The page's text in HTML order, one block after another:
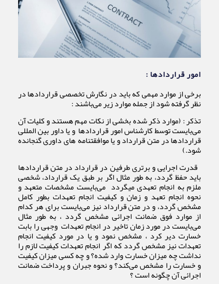
امور قراردادها :
برخی از موارد مهمی که باید در نگارش تخصصی قراردادها در
نظر گرفته شود از جمله موارد زیر می‌باشند :
تذکر : (موارد ذکر شده بخشی از نکات مهم هستند و کلیات آن
می‌بایست توسط کارشناس امور قراردادها و یا داور بین المللی
قراردادها در متن قرارداد و یا موافقتنامه های داوری گنجانده
شود.)
قدرت اجرایی و برتری طرفین در قرارداد در متن قراردادها
باید حفظ گردد، به طور مثال اگر بر طبق یک قرارداد، شخصی
ملزم به انجام تعهدی میگردد می‌بایست مشخصات متعهد و
نحوه انجام تعهد و زمان و کیفیت انجام تعهدات بطور کامل
مشخص گردد، و در متن قرارداد نیز می‌بایست برای هر کدام
از موارد فوق ضمانت اجرائی مشخص گردد ، به طور مثال
می‌بایست در مورد زمان تاخیر در انجام تعهدات وجهی را بابت
خسارت دیر کرد ، مشخص نمود و یا در مورد کیفیت انجام
تعهدات نیز مشخص گردد که اگر انجام تعهدات کیفیت لازم را
نداشت چه میزان خسارت وارد شده؟ و چه کسی میزان کیفیت
و خسارت را مشخص می‌کند؟ و نحوه جبران و پرداخت ضمانت
اجرائی آن چگونه است ؟